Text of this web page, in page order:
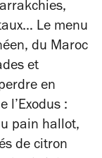
Le menu
du Maroc
et
en
l’ Exodus :
pain hallot,
de citron